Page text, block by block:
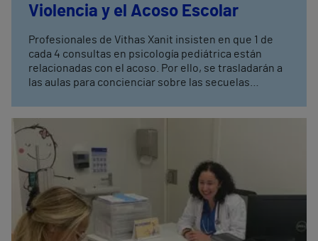
Violencia y el Acoso Escolar
Profesionales de Vithas Xanit insisten en que 1 de
cada 4 consultas en psicología pediátrica están
relacionadas con el acoso. Por ello, se trasladarán a
las aulas para concienciar sobre las secuelas
tipo de violencia.